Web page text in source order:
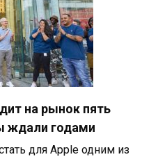
на рынок пять
ждали годами
для Apple одним из